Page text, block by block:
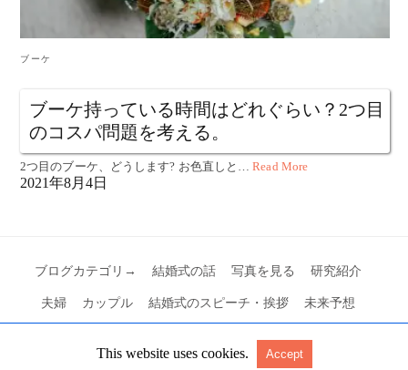
ブーケ
ブーケ持っている時間はどれぐらい？2つ目
のコスパ問題を考える。
2つ目のブーケ、どうします? お色直しと…Read More
2021年8月4日
ブログカテゴリ→ 結婚式の話 写真を見る 研究紹介
夫婦 カップル 結婚式のスピーチ・挨拶 未来予想
All Rights Reserved View Non-AMP Version
This website uses cookies. Accept